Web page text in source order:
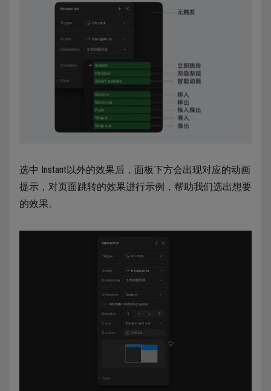
选中 Instant以外的效果后，面板下方会出现对应的动画
提示，对页面跳转的效果进行示例，帮助我们选出想要
的效果。